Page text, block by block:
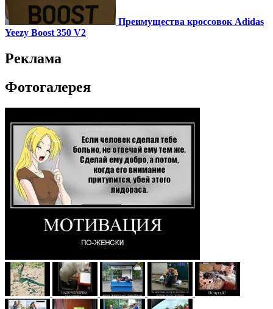
Преимущества кроссовок Adidas
Yeezy Boost 350 V2
Реклама
Фотогалерея